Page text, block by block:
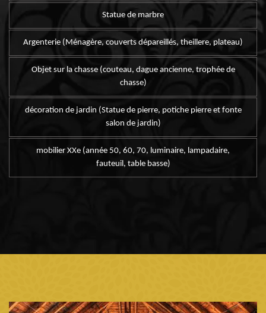
Statue de marbre
Argenterie (Ménagère, couverts dépareillés, theillere, plateau)
Objet sur la chasse (couteau, dague ancienne, trophée de
chasse)
décoration de jardin (Statue de pierre, potiche pierre et fonte
salon de jardin)
mobilier XXe (année 50, 60, 70, luminaire, lampadaire,
fauteuil, table basse)